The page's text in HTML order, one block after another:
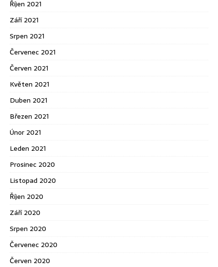
Říjen 2021
Září 2021
Srpen 2021
Červenec 2021
Červen 2021
Květen 2021
Duben 2021
Březen 2021
Únor 2021
Leden 2021
Prosinec 2020
Listopad 2020
Říjen 2020
Září 2020
Srpen 2020
Červenec 2020
Červen 2020